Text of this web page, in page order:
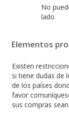
No
lado
Elementos
Existen
si tiene dudas de
de los países
favor
sus compras